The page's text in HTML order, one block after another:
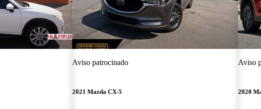
Aviso patrocinado
2021 Mazda CX-5
Aviso
2020